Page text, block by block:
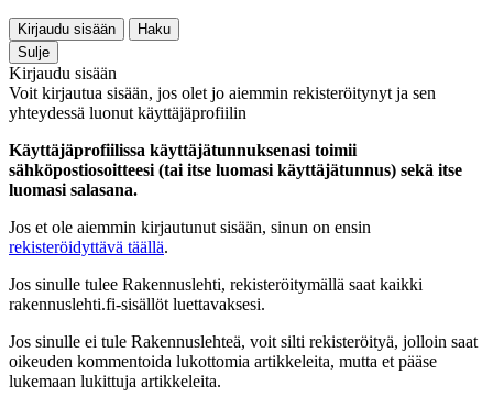
Kirjaudu sisään
Haku
Sulje
Kirjaudu sisään
Voit kirjautua sisään, jos olet jo aiemmin rekisteröitynyt ja sen
yhteydessä luonut käyttäjäprofiilin
Käyttäjäprofiilissa käyttäjätunnuksenasi toimii
sähköpostiosoitteesi (tai itse luomasi käyttäjätunnus) sekä itse
luomasi salasana.
Jos et ole aiemmin kirjautunut sisään, sinun on ensin
rekisteröidyttävä täällä.
Jos sinulle tulee Rakennuslehti, rekisteröitymällä saat kaikki
rakennuslehti.fi-sisällöt luettavaksesi.
Jos sinulle ei tule Rakennuslehteä, voit silti rekisteröityä, jolloin saat
oikeuden kommentoida lukottomia artikkeleita, mutta et pääse
lukemaan lukittuja artikkeleita.